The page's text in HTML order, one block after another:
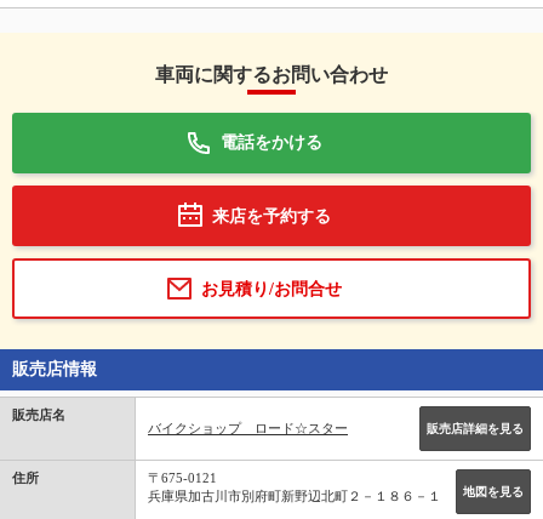
車両に関するお問い合わせ
電話をかける
来店を予約する
お見積り/お問合せ
販売店情報
販売店名
バイクショップ ロード☆スター
販売店詳細を見る
住所
地図を見る
〒675-0121
兵庫県加古川市別府町新野辺北町２－１８６－１